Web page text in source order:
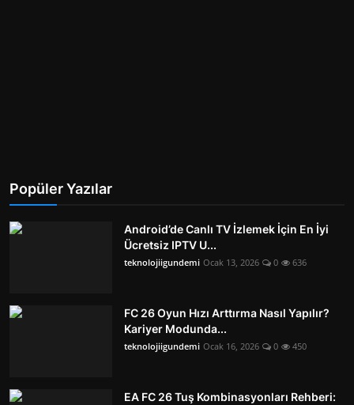
Popüler Yazılar
Android’de Canlı TV İzlemek İçin En İyi
Ücretsiz IPTV U...
teknolojiigundemi Ocak 13, 2026 0 636
FC 26 Oyun Hızı Arttırma Nasıl Yapılır?
Kariyer Modunda...
teknolojiigundemi Ocak 16, 2026 0 450
EA FC 26 Tuş Kombinasyonları Rehberi: